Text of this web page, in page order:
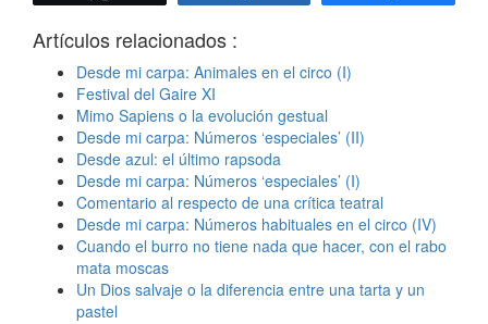
Artículos relacionados :
Desde mi carpa: Animales en el circo (I)
Festival del Gaire XI
Mimo Sapiens o la evolución gestual
Desde mi carpa: Números ‘especiales’ (II)
Desde azul: el último rapsoda
Desde mi carpa: Números ‘especiales’ (I)
Comentario al respecto de una crítica teatral
Desde mi carpa: Números habituales en el circo (IV)
Cuando el burro no tiene nada que hacer, con el rabo
mata moscas
Un Dios salvaje o la diferencia entre una tarta y un
pastel